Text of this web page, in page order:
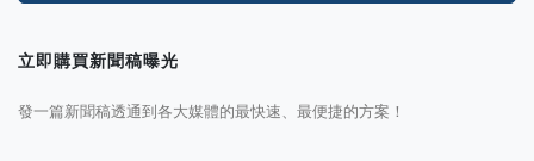
立即購買新聞稿曝光
發一篇新聞稿透通到各大媒體的最快速、最便捷的方案！